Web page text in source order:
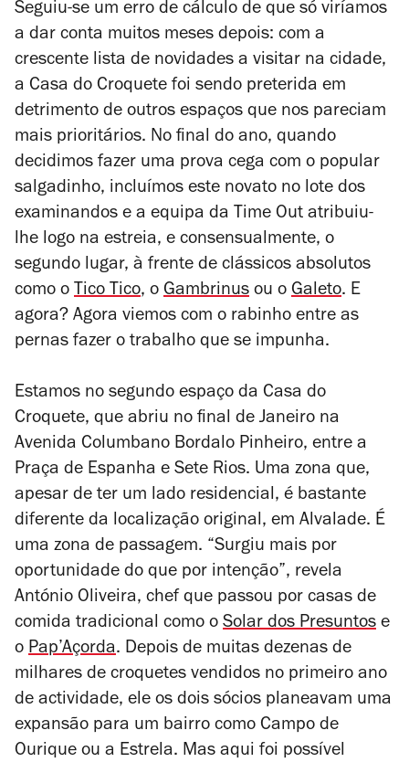
Seguiu-se um erro de cálculo de que só viríamos
a dar conta muitos meses depois: com a
crescente lista de novidades a visitar na cidade,
a Casa do Croquete foi sendo preterida em
detrimento de outros espaços que nos pareciam
mais prioritários. No final do ano, quando
decidimos fazer uma prova cega com o popular
salgadinho, incluímos este novato no lote dos
examinandos e a equipa da Time Out atribuiu-
lhe logo na estreia, e consensualmente, o
segundo lugar, à frente de clássicos absolutos
como o Tico Tico, o Gambrinus ou o Galeto. E
agora? Agora viemos com o rabinho entre as
pernas fazer o trabalho que se impunha.
Estamos no segundo espaço da Casa do
Croquete, que abriu no final de Janeiro na
Avenida Columbano Bordalo Pinheiro, entre a
Praça de Espanha e Sete Rios. Uma zona que,
apesar de ter um lado residencial, é bastante
diferente da localização original, em Alvalade. É
uma zona de passagem. “Surgiu mais por
oportunidade do que por intenção”, revela
António Oliveira, chef que passou por casas de
comida tradicional como o Solar dos Presuntos e
o Pap’Açorda. Depois de muitas dezenas de
milhares de croquetes vendidos no primeiro ano
de actividade, ele os dois sócios planeavam uma
expansão para um bairro como Campo de
Ourique ou a Estrela. Mas aqui foi possível